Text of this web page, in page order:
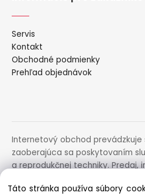
Servis
Kontakt
Obchodné podmienky
Prehľad objednávok
Internetový obchod prevádzkuje
zaoberajúca sa poskytovaním
a reprodukčnej techniky. Predaj,
zariadení.
Táto stránka používa súbory